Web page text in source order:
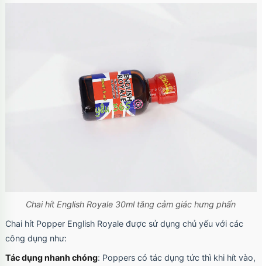
Chai hít English Royale 30ml tăng cảm giác hưng phấn
Chai hít Popper English Royale được sử dụng chủ yếu với các
công dụng như:
Tác dụng nhanh chóng: Poppers có tác dụng tức thì khi hít vào,